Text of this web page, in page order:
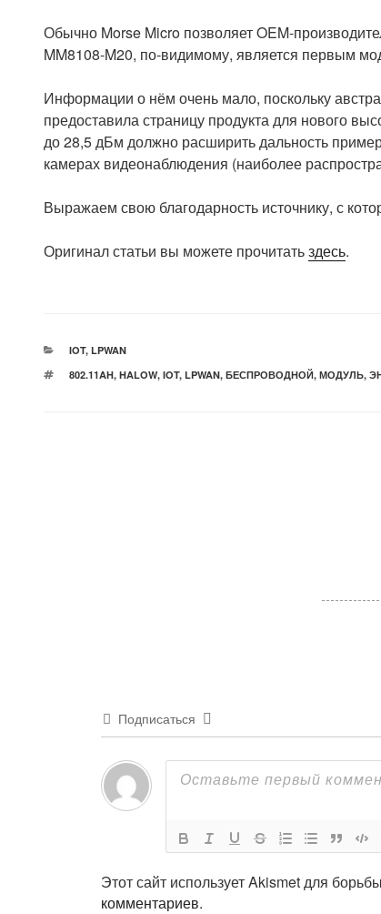
Обычно Morse Micro позволяет OEM-
MM8108-M20, по-видимому, является первым
Информации о нём очень мало, поскольку
предоставила страницу продукта для нового
до 28,5 дБм должно расширить дальность
камерах видеонаблюдения (наиболее
Выражаем свою благодарность источнику, с
Оригинал статьи вы можете прочитатьздесь.
РУБРИКИ
IOT, LPWAN
МЕТКИ
802.11AH, HALOW, IOT, LPWAN, БЕСПРОВОДНОЙ, МОДУЛЬ,
Подписаться
Этот сайт использует Akismet для
комментариев.